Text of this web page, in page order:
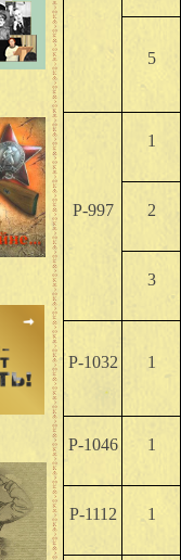
5
Р-997
1
2
3
Р-1032 1
Р-1046 1
Р-1112 1